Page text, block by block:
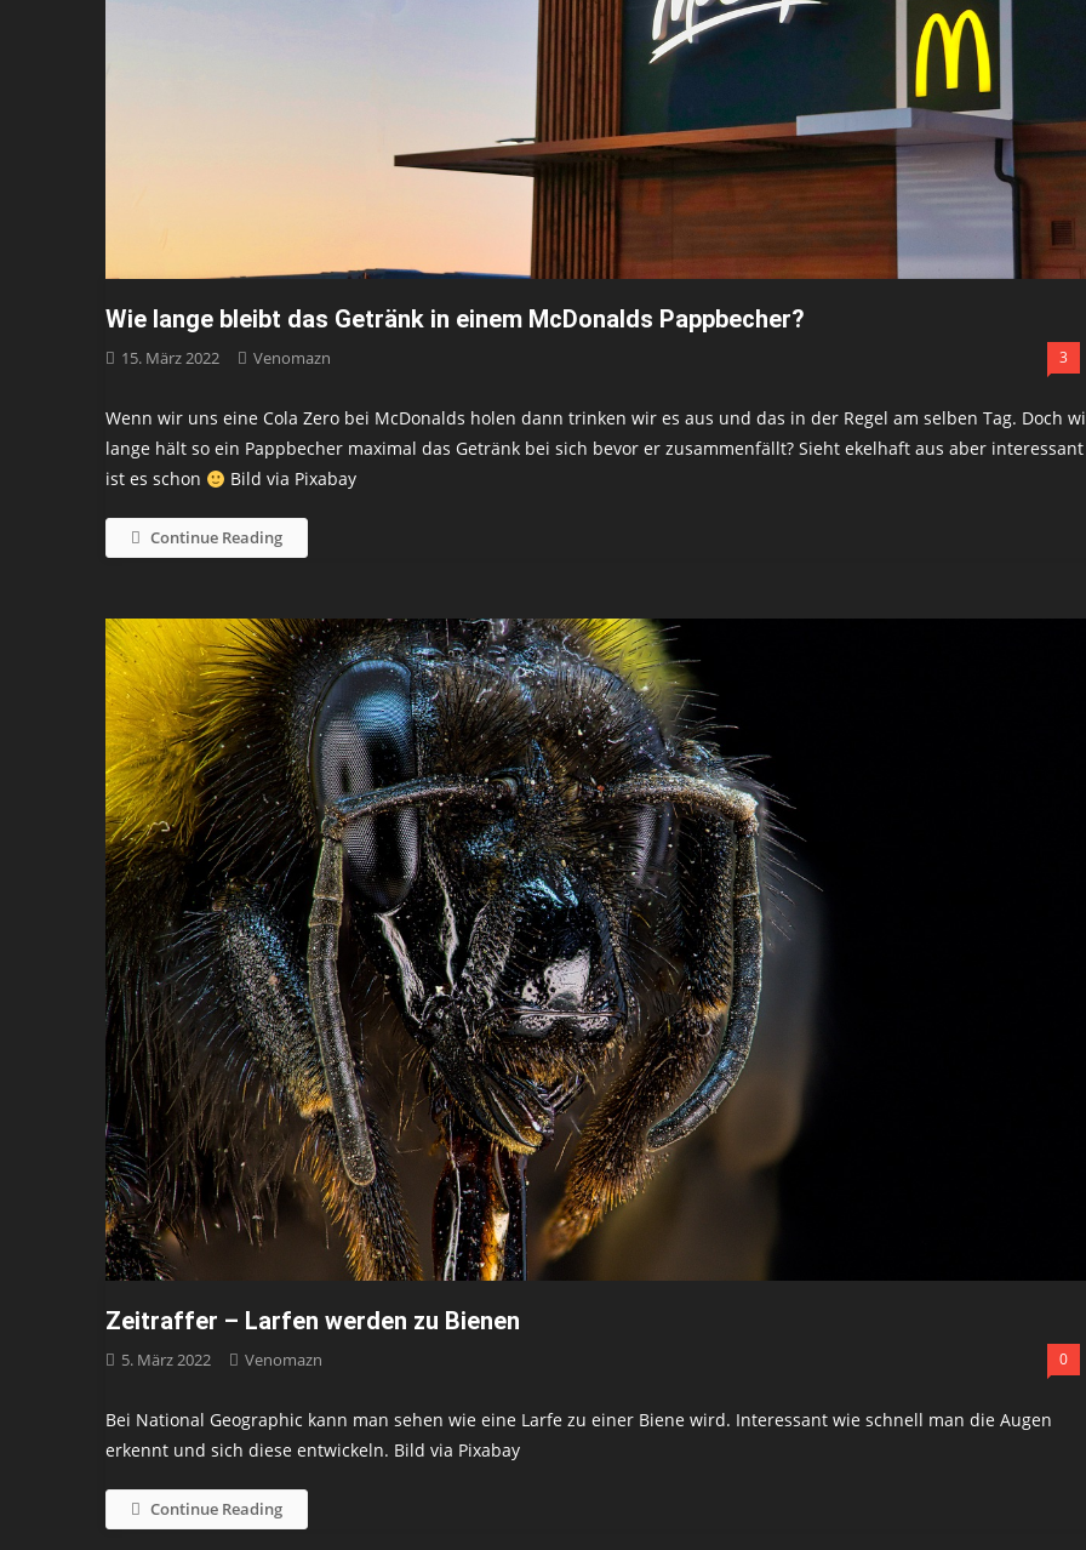
Wie lange bleibt das Getränk in einem McDonalds Pappbecher?
15. März 2022 Venomazn 3
Wenn wir uns eine Cola Zero bei McDonalds holen dann trinken wir es aus und das in der Regel am selben Tag. Doch
lange hält so ein Pappbecher maximal das Getränk bei sich bevor er zusammenfällt? Sieht ekelhaft aus aber interessant
ist es schon
Bild via Pixabay
Continue Reading
Zeitraffer – Larfen werden zu Bienen
5. März 2022 Venomazn 0
Bei National Geographic kann man sehen wie eine Larfe zu einer Biene wird. Interessant wie schnell man die Augen
erkennt und sich diese entwickeln. Bild via Pixabay
Continue Reading